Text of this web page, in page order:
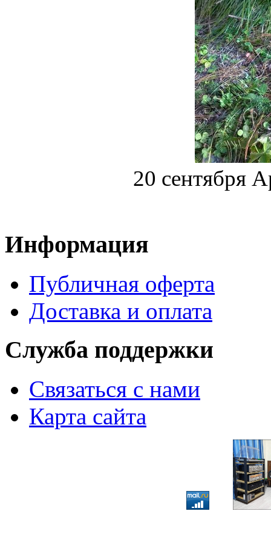
20 сентября
Информация
Публичная оферта
Доставка и оплата
Служба поддержки
Связаться с нами
Карта сайта